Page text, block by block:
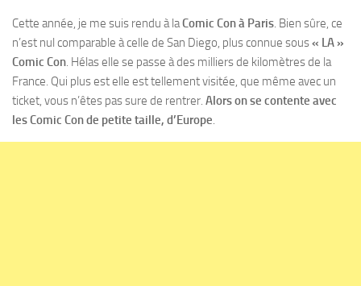
Cette année, je me suis rendu à laComic Con à Paris. Bien sûre, ce
n’est nul comparable à celle de San Diego, plus connue sous« LA »
Comic Con. Hélas elle se passe à des milliers de kilomètres de la
France. Qui plus est elle est tellement visitée, que même avec un
ticket, vous n’êtes pas sure de rentrer. Alors on se contente avec
les Comic Con de petite taille, d’Europe.